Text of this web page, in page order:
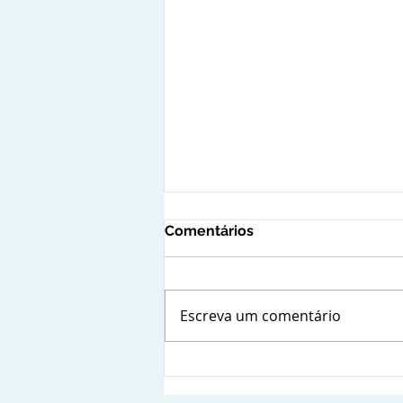
Comentários
Escreva um comentário